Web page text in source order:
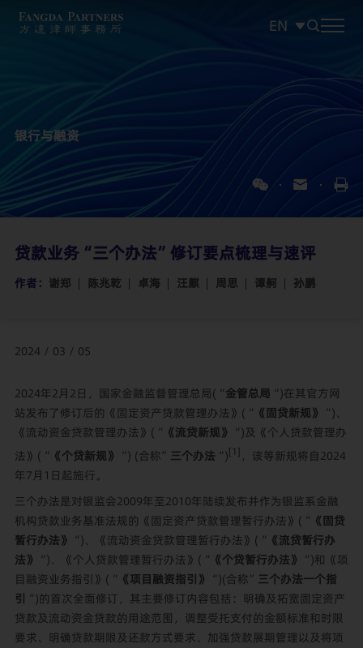
EN
日本語
银行与融资
贷款业务“三个办法”修订要点梳理与速评
作者： 谢郑 陈兆乾 卓海 汪麒 周思 谭舸 孙鹏
2024 / 03 / 05
2024年2月2日，国家金融监督管理总局(“金管总局 “)在其官方网
站发布了修订后的《固定资产贷款管理办法》(“ 《固贷新规》 “)、
《流动资金贷款管理办法》(“ 《流贷新规》 “)及《个人贷款管理办
法》(“ 《个贷新规》 “) (合称” 三个办法 “)[1] ，该等新规将自2024
年7月1日起施行。
三个办法是对银监会2009年至2010年陆续发布并作为银监系金融
机构贷款业务基准法规的《固定资产贷款管理暂行办法》(“ 《固贷
暂行办法》 “)、《流动资金贷款管理暂行办法》(“ 《流贷暂行办
法》 “)、《个人贷款管理暂行办法》(“ 《个贷暂行办法》 “)和《项
目融资业务指引》(“ 《项目融资指引》 “)(合称” 三个办法一个指
引 “)的首次全面修订，其主要修订内容包括 ：明确及拓宽固定资产
贷款及流动资金贷款的用途范围，调整受托支付的金额标准和时限
要求、明确贷款期限及还款方式要求、加强贷款展期管理以及将项